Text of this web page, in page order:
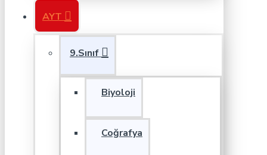
AYT
9.Sınıf
Biyoloji
Coğrafya